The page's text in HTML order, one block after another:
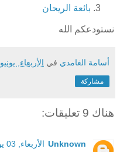
بائعة الريحان
نستودعكم الله
أسامة الغامدي في الأربعاء, يونيو 03, 2009
مشاركة
هناك 9 تعليقات:
Unknown الأربعاء, 03 يونيو, 2009